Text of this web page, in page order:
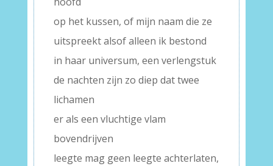
op het kussen, of mijn naam die ze
uitspreekt alsof alleen ik bestond
in haar universum, een verlengstuk
de nachten zijn zo diep dat twee
lichamen
er als een vluchtige vlam
bovendrijven
leegte mag geen leegte achterlaten,